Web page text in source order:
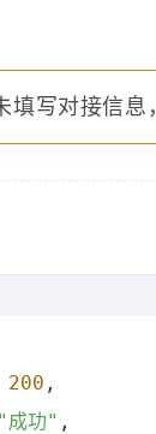
填写对接信息
200 ,
"成功" ,